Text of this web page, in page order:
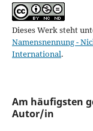
Dieses Werk steht
Namensnennung -
International.
Am häufigsten
Autor/in